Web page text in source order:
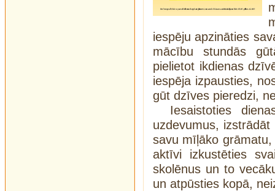
iespēju apzināties
mācību stundās
pielietot ikdienas
iespēja izpausties,
gūt dzīves pieredzi,
Iesaistoties
uzdevumus,
savu mīļāko
aktīvi izkustēties
skolēnus un to
un atpūsties kopā,